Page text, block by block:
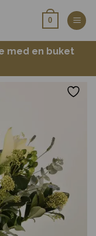
0
med en buket